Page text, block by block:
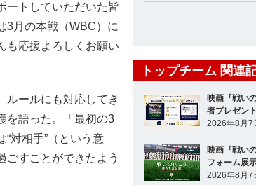
ートしていただいた皆
3月の本戦（WBC）に
も応援よろしくお願い
ールにも対応してき
を語った。「最初の3
対相手”（という意
ごすことができたよう
トップチーム 関連
映画『戦い
者プレゼン
2026年8月7
映画『戦い
フォーム展
2026年8月7